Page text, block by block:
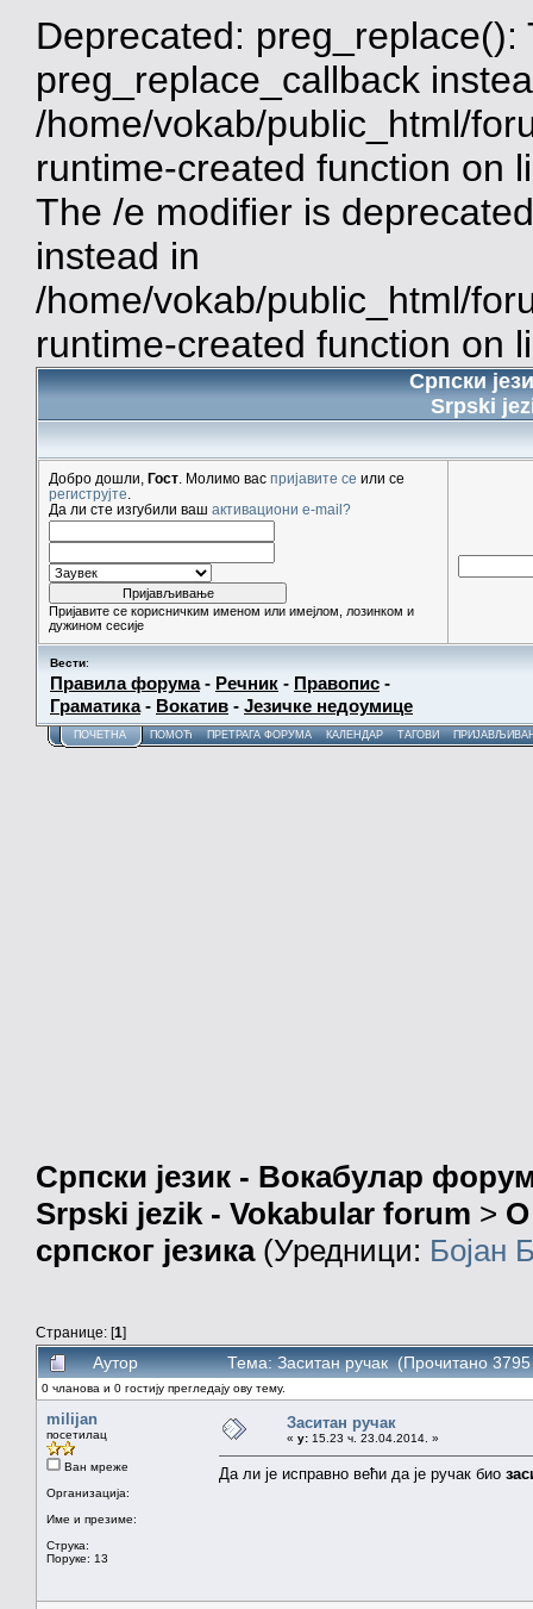
Deprecated:
preg_replace_callback
/home/vokab/public_html/
runtime-created function on
The /e modifier is
instead in
/home/vokab/public_html/
runtime-created function on
Српски
Srpski
Добро дошли, Гост . Молимо вас пријавите се или се
региструјте
Да ли сте изгубили ваш активациони e-mail?
Пријавите се корисничким именом или имејлом, лозинком и
дужином сесије
Вести:
Правила форума- Речник - Правопис -
Граматика- Вокатив - Језичке недоумице
ПОЧЕТНА ПОМОЋ ПРЕТРАГА ФОРУМА КАЛЕНДАР ТАГОВИ
Српски језик - Вокабулар
Srpski jezik - Vokabular forum > О
српског језика(Уредници: Бојан
Странице: [1]
Аутор Тема: Заситан ручак (Прочитано 3795
0 чланова и 0 гостију прегледају ову тему.
milijan
посетилац
Ван мреже
Организација:
Име и презиме:
Струка:
Поруке: 13
Заситан ручак
« у: 15.23 ч. 23.04.2014. »
Да ли је исправно већи да је ручак био